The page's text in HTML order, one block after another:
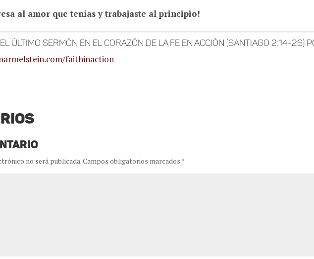
al amor que tenías y trabajaste al principio!
último sermón en el corazón de la fe en acción (Santiago 2:14-26)
faithinaction
no será publicada.Campos obligatorios marcados *